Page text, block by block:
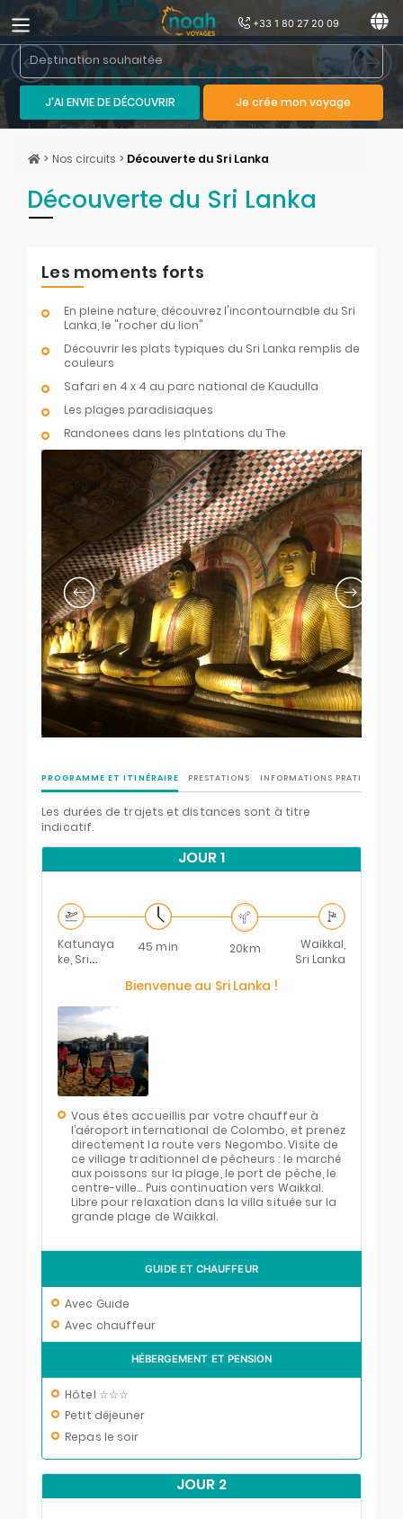
+33 1 80 27 20 09
voyagespour vous
En solo ou entre amis, en famille ou en voyage
Previous slide Next
J'AI ENVIE DE DÉCOUVRIR Je crée mon voyage
> Nos circuits > Découverte du Sri Lanka
Découverte du Sri Lanka
Les moments forts
En pleine nature, découvrez l'incontournable du Sri
Lanka, le "rocher du lion"
Découvrir les plats typiques du Sri Lanka remplis de
couleurs
Safari en 4 x 4 au parc national de Kaudulla
Les plages paradisiaques
Randonees dans les plntations du The
Previous slide Next slide
PROGRAMME ET ITINÉRAIRE PRESTATIONS INFORMATIONS PRATIQUES
Les durées de trajets et distances sont à titre
indicatif.
JOUR 1
45 min 20km
Katunaya
ke, Sri
Waikkal,
Sri Lanka
Bienvenue au Sri Lanka !
Vous êtes accueillis par votre chauffeur à
l’aéroport international de Colombo, et prenez
directement la route vers Negombo. Visite de
ce village traditionnel de pêcheurs : le marché
aux poissons sur la plage, le port de pêche, le
centre-ville… Puis continuation vers Waikkal.
Libre pour relaxation dans la villa située sur la
grande plage de Waikkal.
GUIDE ET CHAUFFEUR
Avec Guide
Avec chauffeur
HÉBERGEMENT ET PENSION
Hôtel ☆☆☆
Petit déjeuner
Repas le soir
JOUR 2